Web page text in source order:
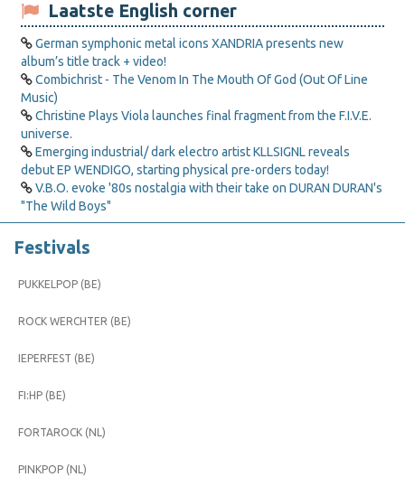
Laatste English corner
German symphonic metal icons XANDRIA presents new
album’s title track + video!
Combichrist - The Venom In The Mouth Of God (Out Of Line
Music)
Christine Plays Viola launches final fragment from the F.I.V.E.
universe.
Emerging industrial/ dark electro artist KLLSIGNL reveals
debut EP WENDIGO, starting physical pre-orders today!
V.B.O. evoke '80s nostalgia with their take on DURAN DURAN's
"The Wild Boys"
Festivals
PUKKELPOP (BE)
ROCK WERCHTER (BE)
IEPERFEST (BE)
FI:HP (BE)
FORTAROCK (NL)
PINKPOP (NL)